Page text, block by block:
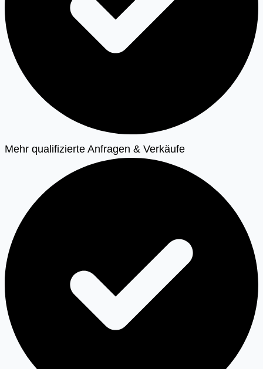
Mehr qualifizierte Anfragen & Verkäufe